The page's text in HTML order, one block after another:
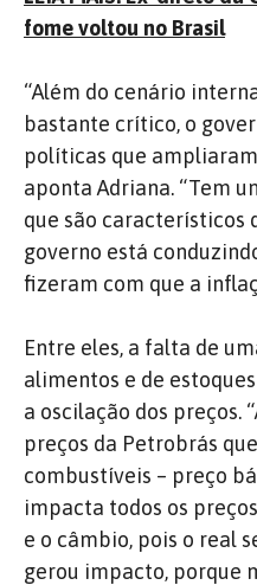
fome voltou no Brasil
“Além do cenário
bastante crítico, o
políticas que
aponta Adriana. “Tem
que são característicos
governo está
fizeram com que a
Entre eles, a falta de
alimentos e de
a oscilação dos preços.
preços da Petrobrás
combustíveis – preço
impacta todos os
e o câmbio, pois o real
gerou impacto, porque